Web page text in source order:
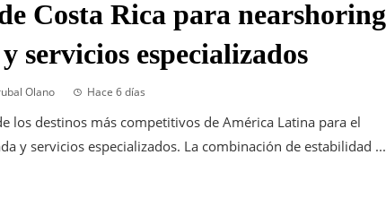
Costa Rica para nearshoring
servicios especializados
Olano Hace 6 días
los destinos más competitivos de América Latina para el
y servicios especializados. La combinación de estabilidad ...